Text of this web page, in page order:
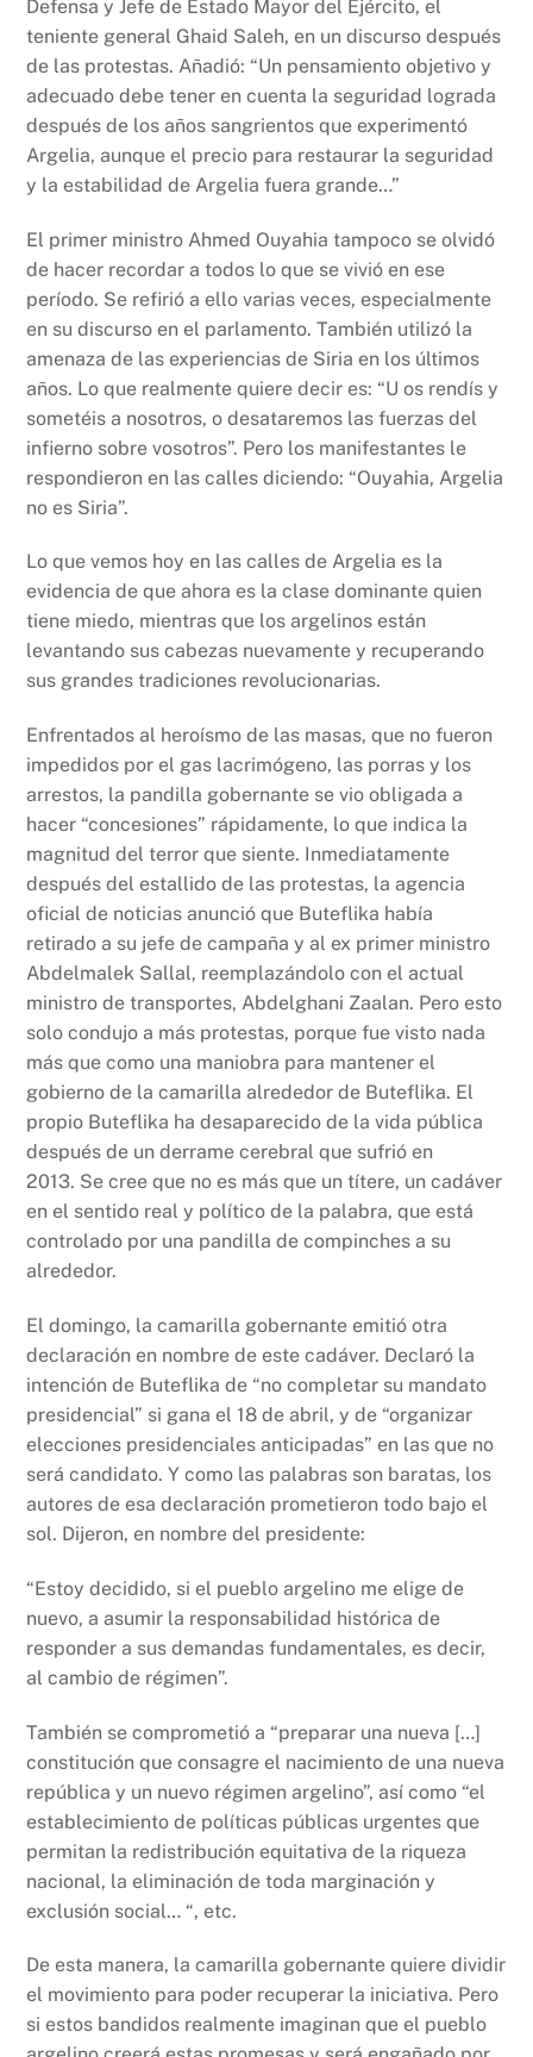
Defensa y Jefe de Estado Mayor del Ejército, el
teniente general Ghaid Saleh, en un discurso después
de las protestas. Añadió: “Un pensamiento objetivo y
adecuado debe tener en cuenta la seguridad lograda
después de los años sangrientos que experimentó
Argelia, aunque el precio para restaurar la seguridad
y la estabilidad de Argelia fuera grande…”
El primer ministro Ahmed Ouyahia tampoco se olvidó
de hacer recordar a todos lo que se vivió en ese
período. Se refirió a ello varias veces, especialmente
en su discurso en el parlamento. También utilizó la
amenaza de las experiencias de Siria en los últimos
años. Lo que realmente quiere decir es: “U os rendís y
sometéis a nosotros, o desataremos las fuerzas del
infierno sobre vosotros”. Pero los manifestantes le
respondieron en las calles diciendo: “Ouyahia, Argelia
no es Siria”.
Lo que vemos hoy en las calles de Argelia es la
evidencia de que ahora es la clase dominante quien
tiene miedo, mientras que los argelinos están
levantando sus cabezas nuevamente y recuperando
sus grandes tradiciones revolucionarias.
Enfrentados al heroísmo de las masas, que no fueron
impedidos por el gas lacrimógeno, las porras y los
arrestos, la pandilla gobernante se vio obligada a
hacer “concesiones” rápidamente, lo que indica la
magnitud del terror que siente. Inmediatamente
después del estallido de las protestas, la agencia
oficial de noticias anunció que Buteflika había
retirado a su jefe de campaña y al ex primer ministro
Abdelmalek Sallal, reemplazándolo con el actual
ministro de transportes, Abdelghani Zaalan. Pero esto
solo condujo a más protestas, porque fue visto nada
más que como una maniobra para mantener el
gobierno de la camarilla alrededor de Buteflika. El
propio Buteflika ha desaparecido de la vida pública
después de un derrame cerebral que sufrió en
2013. Se cree que no es más que un títere, un cadáver
en el sentido real y político de la palabra, que está
controlado por una pandilla de compinches a su
alrededor.
El domingo, la camarilla gobernante emitió otra
declaración en nombre de este cadáver. Declaró la
intención de Buteflika de “no completar su mandato
presidencial” si gana el 18 de abril, y de “organizar
elecciones presidenciales anticipadas” en las que no
será candidato. Y como las palabras son baratas, los
autores de esa declaración prometieron todo bajo el
sol. Dijeron, en nombre del presidente:
“Estoy decidido, si el pueblo argelino me elige de
nuevo, a asumir la responsabilidad histórica de
responder a sus demandas fundamentales, es decir,
al cambio de régimen”.
También se comprometió a “preparar una nueva […]
constitución que consagre el nacimiento de una nueva
república y un nuevo régimen argelino”, así como “el
establecimiento de políticas públicas urgentes que
permitan la redistribución equitativa de la riqueza
nacional, la eliminación de toda marginación y
exclusión social… “, etc.
De esta manera, la camarilla gobernante quiere dividir
el movimiento para poder recuperar la iniciativa. Pero
si estos bandidos realmente imaginan que el pueblo